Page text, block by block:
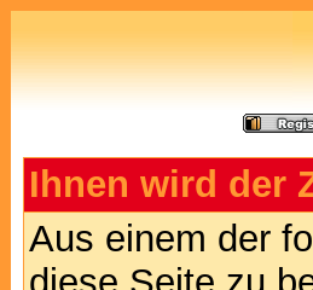
Ihnen wird der
Aus einem der